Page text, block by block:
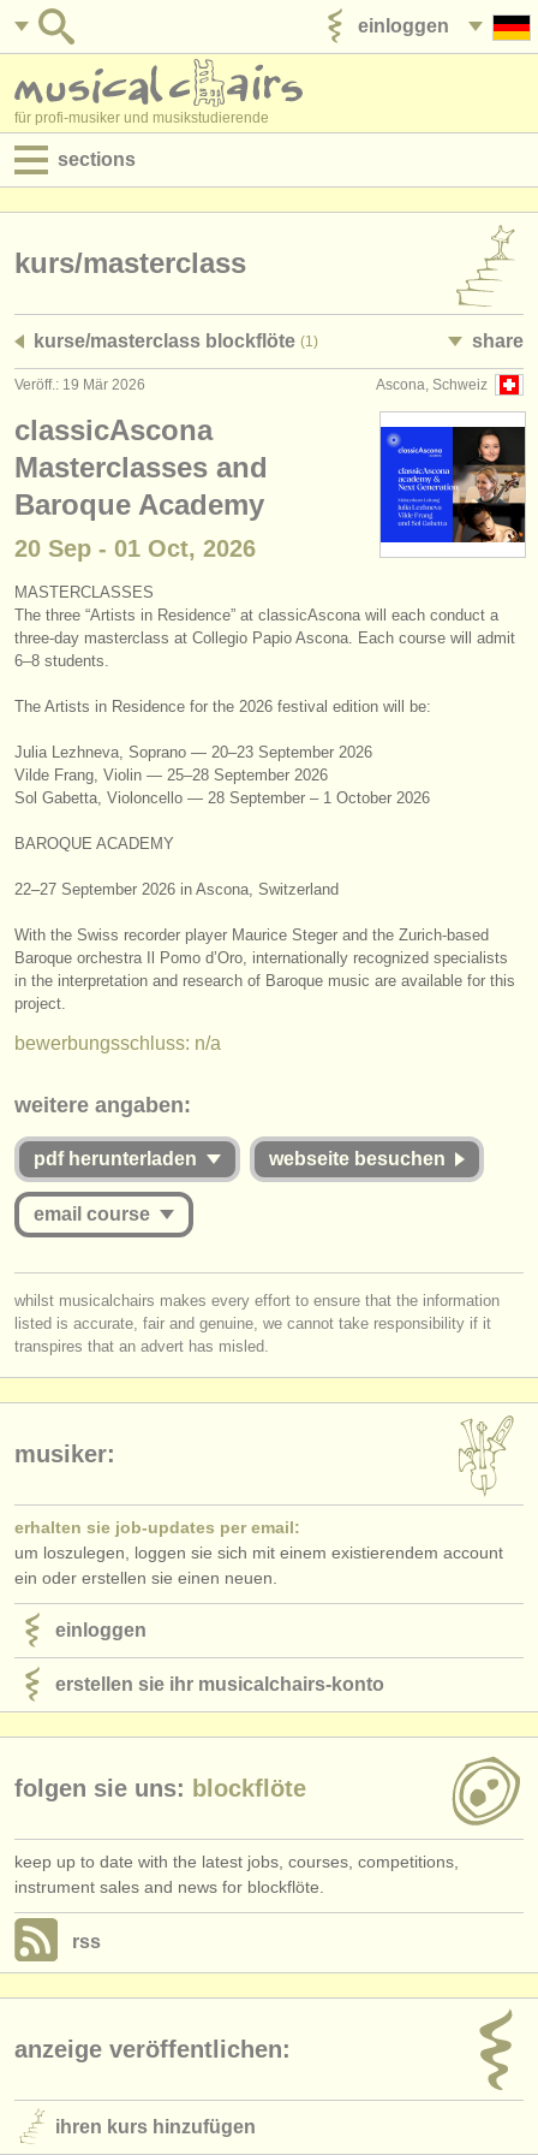
einloggen
für profi-musiker und musikstudierende
sections
jobs - verwaltung
kurse
musikwettbewerbe
instrumentenverkauf
gestohlene instrumente
verzeichnisse:
orchester
musikhochschulen
jugendorchester
musicalchairs:
über musicalchairs
kontakt
rss feeds
nachrichten in der klassischen musik
find out about ourATS
ATSfaq
kurs/masterclass
kurse/masterclass blockflöte (1) share
Ascona, Schweiz
Veröff.: 19 Mär 2026
classicAscona
Masterclasses and
Baroque Academy
20 Sep - 01 Oct, 2026
MASTERCLASSES
The three “Artists in Residence” at classicAscona will each conduct a
three-day masterclass at Collegio Papio Ascona. Each course will admit
6–8 students.
The Artists in Residence for the 2026 festival edition will be:
Julia Lezhneva, Soprano — 20–23 September 2026
Vilde Frang, Violin — 25–28 September 2026
Sol Gabetta, Violoncello — 28 September – 1 October 2026
BAROQUE ACADEMY
22–27 September 2026 in Ascona, Switzerland
With the Swiss recorder player Maurice Steger and the Zurich-based
Baroque orchestra Il Pomo d’Oro, internationally recognized specialists
in the interpretation and research of Baroque music are available for this
project.
bewerbungsschluss: n/a
weitere angaben:
pdf herunterladen webseite besuchen
email course
log inorcreate an accountto continue.
whilst musicalchairs makes every effort to ensure that the information
listed is accurate, fair and genuine, we cannot take responsibility if it
transpires that an advert has misled.
musiker:
erhalten sie job-updates per email:
um loszulegen, loggen sie sich mit einem existierendem account
ein oder erstellen sie einen neuen.
einloggen
erstellen sie ihr musicalchairs-konto
folgen sie uns: blockflöte
keep up to date with the latest jobs, courses, competitions,
instrument sales and news for blockflöte.
rss
anzeige veröffentlichen:
ihren kurs hinzufügen